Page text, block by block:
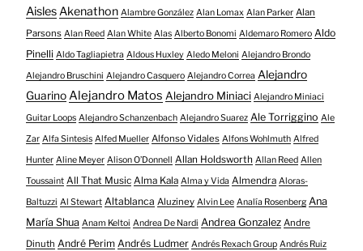
AislesAkenathon Alambre González Alan Lomax Alan Parker Alan
Parsons Alan Reed Alan White Alas Alberto Bonomi Aldemaro Romero Aldo
Pinelli Aldo Tagliapietra Aldous Huxley Aledo Meloni Alejandro Brondo
Alejandro Bruschini Alejandro Casquero Alejandro Correa Alejandro
GuarinoAlejandro Matos Alejandro Miniaci Alejandro Miniaci
Guitar Loops Alejandro Schanzenbach Alejandro Suarez Ale Torriggino Ale
Zar Alfa Sintesis Alfed Mueller Alfonso Vidales Alfons Wohlmuth Alfred
Hunter Aline Meyer Alison O​’​Donnell Allan Holdsworth Allan Reed Allen
Toussaint All That Music Alma Kala Alma y Vida Almendra Aloras-
Baltuzzi Al Stewart Altablanca Aluziney Alvin Lee Analía Rosenberg Ana
María Shua Anam Keltoi Andrea De Nardi Andrea Gonzalez Andre
Dinuth André Perim Andrés Ludmer Andrés Rexach Group Andrés Ruiz